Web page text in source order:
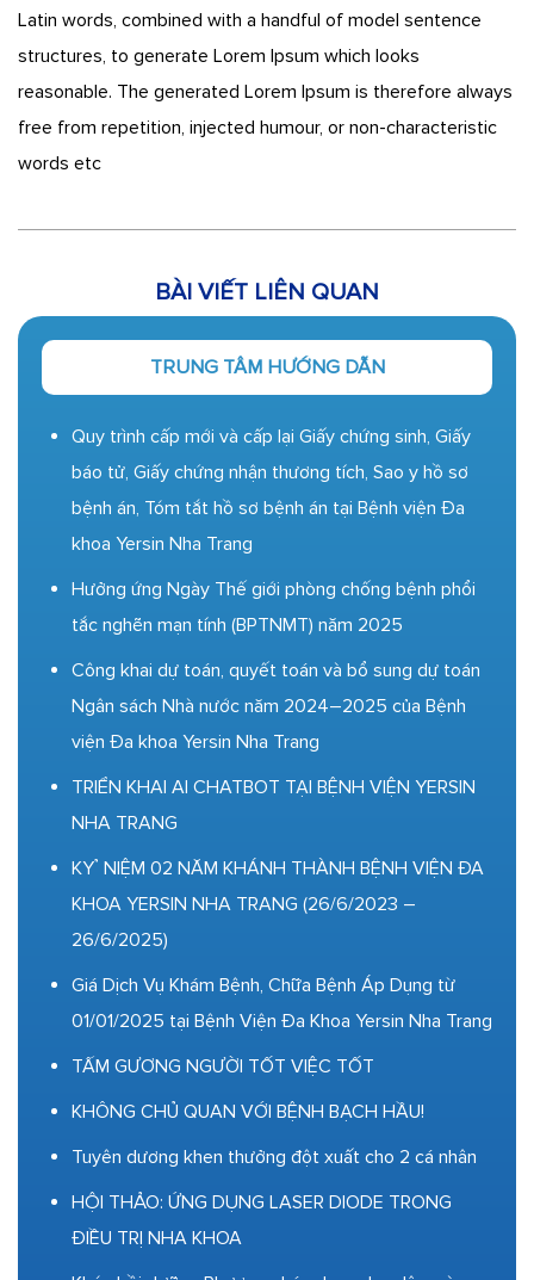
Latin words, combined with a handful of model sentence
structures, to generate Lorem Ipsum which looks
reasonable. The generated Lorem Ipsum is therefore always
free from repetition, injected humour, or non-characteristic
words etc
BÀI VIẾT LIÊN QUAN
TRUNG TÂM HƯỚNG DẪN
Quy trình cấp mới và cấp lại Giấy chứng sinh, Giấy
báo tử, Giấy chứng nhận thương tích, Sao y hồ sơ
bệnh án, Tóm tắt hồ sơ bệnh án tại Bệnh viện Đa
khoa Yersin Nha Trang
Hưởng ứng Ngày Thế giới phòng chống bệnh phổi
tắc nghẽn mạn tính (BPTNMT) năm 2025
Công khai dự toán, quyết toán và bổ sung dự toán
Ngân sách Nhà nước năm 2024–2025 của Bệnh
viện Đa khoa Yersin Nha Trang
TRIỂN KHAI AI CHATBOT TẠI BỆNH VIỆN YERSIN
NHA TRANG
KỶ NIỆM 02 NĂM KHÁNH THÀNH BỆNH VIỆN ĐA
KHOA YERSIN NHA TRANG (26/6/2023 –
26/6/2025)
Giá Dịch Vụ Khám Bệnh, Chữa Bệnh Áp Dụng từ
01/01/2025 tại Bệnh Viện Đa Khoa Yersin Nha Trang
TẤM GƯƠNG NGƯỜI TỐT VIỆC TỐT
KHÔNG CHỦ QUAN VỚI BỆNH BẠCH HẦU!
Tuyên dương khen thưởng đột xuất cho 2 cá nhân
HỘI THẢO: ỨNG DỤNG LASER DIODE TRONG
ĐIỀU TRỊ NHA KHOA